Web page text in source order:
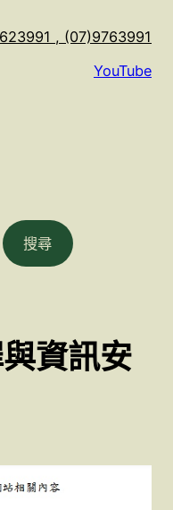
, (07)9763991
YouTube
搜尋
資訊安